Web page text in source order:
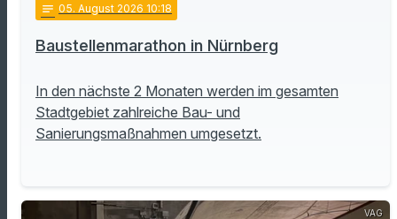
notes 05. August 2026 10:18
Baustellenmarathon in Nürnberg
In den nächste 2 Monaten werden im gesamten
Stadtgebiet zahlreiche Bau- und
Sanierungsmaßnahmen umgesetzt.
VAG